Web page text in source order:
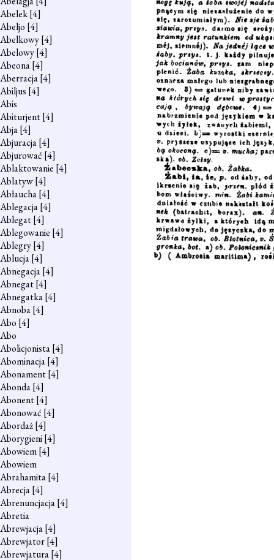
Abelek[4]
Abeljo [4]
Abelkowy[4]
Abelowy[4]
Abeona[4]
Aberracja[4]
Abiljus [4]
Abis
Abiturjent[4]
Abja[4]
Abjuracja[4]
Abjurować [4]
Ablaktowanie [4]
Ablatyw[4]
Abłaucha[4]
Ablegacja[4]
Ablegat[4]
Ablegowanie [4]
Ablegry[4]
Ablucja[4]
Abnegacja[4]
Abnegat[4]
Abnegatka[4]
Abnoba[4]
Abo [4]
Abo
Abolicjonista[4]
Abominacja[4]
Abonament[4]
Abonda[4]
Abonent[4]
Abonować [4]
Abordaż[4]
Aborygieni[4]
Abowiem[4]
Abowiem
Abrahamita[4]
Abrecja[4]
Abrenuncjacja[4]
Abretia
Abrewjacja[4]
Abrewjator[4]
Abrewjatura[4]